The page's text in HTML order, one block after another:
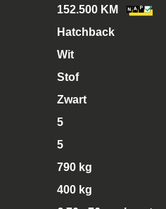
152.500 KM
Hatchback
Wit
Stof
Zwart
5
5
790 kg
400 kg